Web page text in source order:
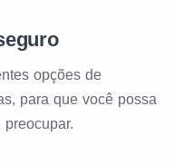
opções de
para que você possa
preocupar.